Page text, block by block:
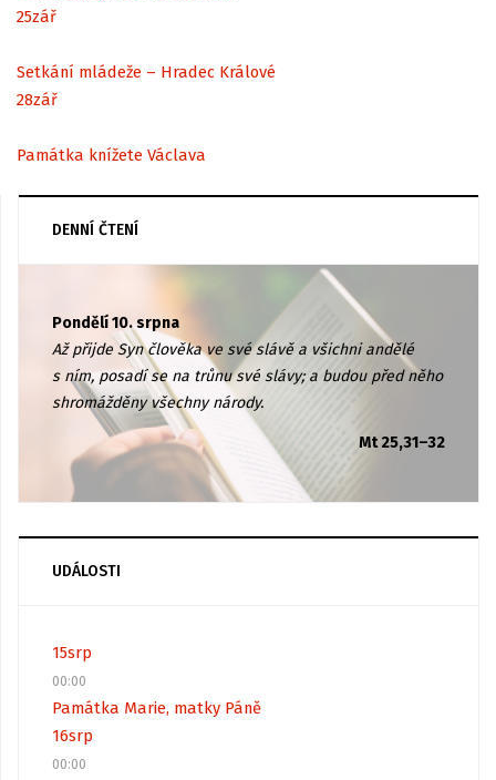
25zář
Setkání mládeže – Hradec Králové
28zář
Památka knížete Václava
DENNÍ ČTENÍ
Pondělí 10. srpna
Až přijde Syn člověka ve své slávě a všichni andělé
s ním, posadí se na trůnu své slávy; a budou před něho
shromážděny všechny národy.
Mt 25,31–32
UDÁLOSTI
15srp
00:00
Památka Marie, matky Páně
16srp
00:00